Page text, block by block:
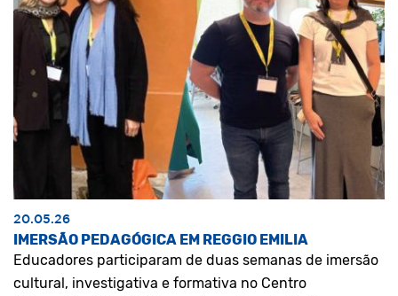
20.05.26
IMERSÃO PEDAGÓGICA EM REGGIO EMILIA
Educadores participaram de duas semanas de imersão
cultural, investigativa e formativa no Centro